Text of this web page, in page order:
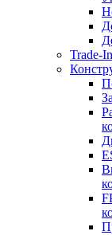
Trade-